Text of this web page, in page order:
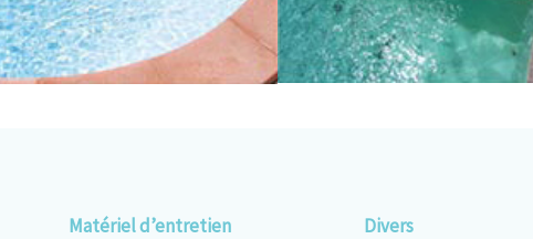
Matériel d’entretien Divers